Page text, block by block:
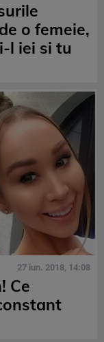
o femeie,
l iei si tu
27 iun. 2018, 14:08
Ce